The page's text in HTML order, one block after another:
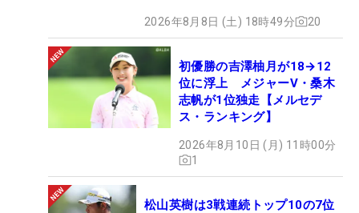
2026年8月8日 (土) 18時49分 20
初優勝の吉澤柚月が18→12
位に浮上 メジャーV・桑木
志帆が1位独走【メルセデ
ス・ランキング】
2026年8月10日 (月) 11時00分
1
松山英樹は3戦連続トップ10の7位